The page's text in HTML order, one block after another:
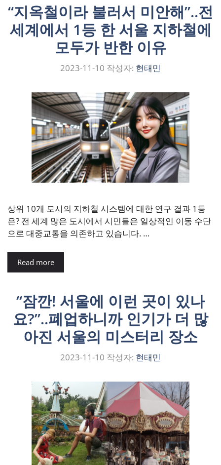
“지옥철이라 불러서 미안해”..전
세계에서 1등 한 서울 지하철에
모두가 반한 이유
2023-11-10 작성자: 현태민
상위 10개 도시의 지하철 시스템에 대한 연구 결과 1등
은? 전 세계 많은 도시에서 시민들은 일상적인 이동 수단
으로 대중교통을 의존하고 있습니다. …
Read more
“잠깐! 서울에 이런 곳이 있나
요?”..폐업하니까 인기가 더 많
아진 서울의 미스터리 장소
2023-11-10 작성자: 현태민